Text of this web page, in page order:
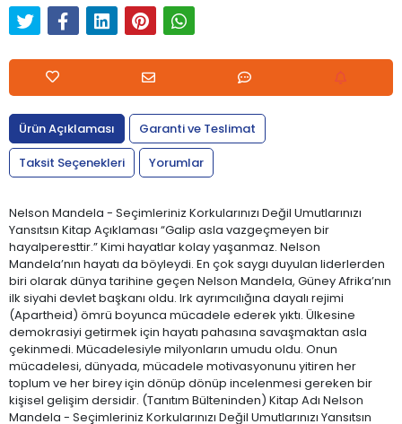
Ürün Açıklaması
Garanti ve Teslimat
Taksit Seçenekleri
Yorumlar
Nelson Mandela - Seçimleriniz Korkularınızı Değil Umutlarınızı
Yansıtsın Kitap Açıklaması “Galip asla vazgeçmeyen bir
hayalperesttir.” Kimi hayatlar kolay yaşanmaz. Nelson
Mandela’nın hayatı da böyleydi. En çok saygı duyulan liderlerden
biri olarak dünya tarihine geçen Nelson Mandela, Güney Afrika’nın
ilk siyahi devlet başkanı oldu. Irk ayrımcılığına dayalı rejimi
(Apartheid) ömrü boyunca mücadele ederek yıktı. Ülkesine
demokrasiyi getirmek için hayatı pahasına savaşmaktan asla
çekinmedi. Mücadelesiyle milyonların umudu oldu. Onun
mücadelesi, dünyada, mücadele motivasyonunu yitiren her
toplum ve her birey için dönüp dönüp incelenmesi gereken bir
kişisel gelişim dersidir. (Tanıtım Bülteninden) Kitap Adı Nelson
Mandela - Seçimleriniz Korkularınızı Değil Umutlarınızı Yansıtsın